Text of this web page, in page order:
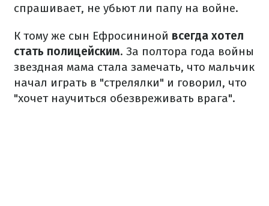
спрашивает, не убьют ли папу на войне.
К тому же сын Ефросининой всегда хотел
стать полицейским. За полтора года войны
звездная мама стала замечать, что мальчик
начал играть в "стрелялки" и говорил, что
"хочет научиться обезвреживать врага".